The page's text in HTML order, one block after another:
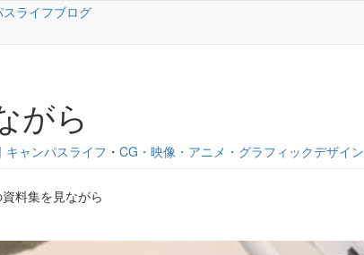
がら
キャンパスライフ ・ CG・映像・アニメ・グラフィックデザイン
料集を見ながら